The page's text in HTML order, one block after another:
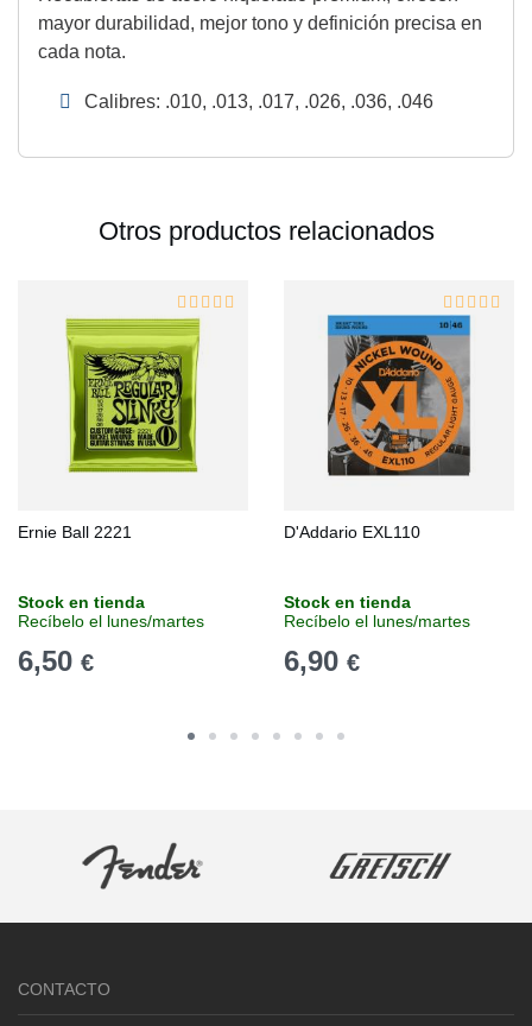
mayor durabilidad, mejor tono y definición precisa en
cada nota.
Calibres: .010, .013, .017, .026, .036, .046
Otros productos relacionados
Ernie Ball 2221
Stock en tienda
Recíbelo el lunes/martes
6,50 €
D'Addario EXL110
Stock en tienda
Recíbelo el lunes/martes
6,90 €
CONTACTO